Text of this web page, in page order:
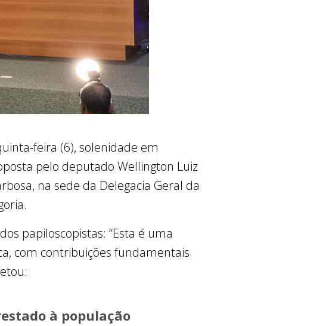
feira (6), solenidade em
pelo deputado Wellington Luiz
na sede da Delegacia Geral da
papiloscopistas: “Esta é uma
com contribuições fundamentais
à população